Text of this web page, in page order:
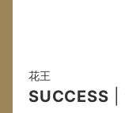
花王
SUCCESS